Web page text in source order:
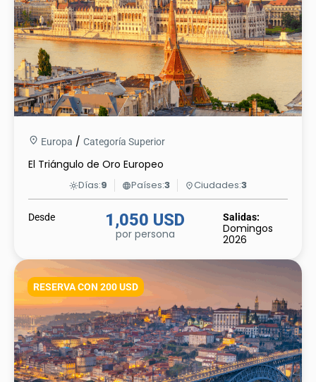
Europa / Categoría Superior
El Triángulo de Oro Europeo
light_modeDías:9 languagePaíses:3 placeCiudades:3
Desde 1,050 USD
por persona
Salidas:
Domingos
2026
RESERVA CON 200 USD